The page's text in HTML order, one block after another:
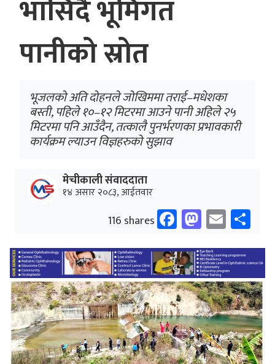
भासिँदै भूमिगत
पानीको स्रोत
भूजलको अति दोहनले जोखिममा तराई–मधेशका
बस्ती, पहिले १०–१२ मिटरमा आउने पानी अहिले २५
मिटरमा पनि आउँदैन, तत्कालै पुनर्भरणका प्रभावकारी
कार्यक्रम ल्याउन विज्ञहरुको सुझाव
मेचीकाली संवाददाता
१४ असार २०८३, आईतवार
116 shares Facebook
Email